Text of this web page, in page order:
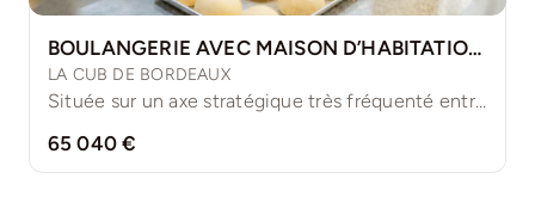
BOULANGERIE AVEC MAISON D’HABITATION INDÉPENDANTE
LA CUB DE BORDEAUX
Située sur un axe stratégique très fréquenté entre les plages [...]
65 040 €